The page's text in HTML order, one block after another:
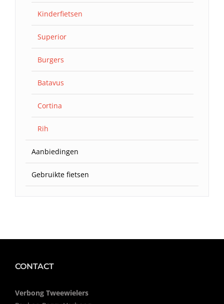
Kinderfietsen
Superior
Burgers
Batavus
Cortina
Rih
Aanbiedingen
Gebruikte fietsen
CONTACT
Verbong Tweewielers